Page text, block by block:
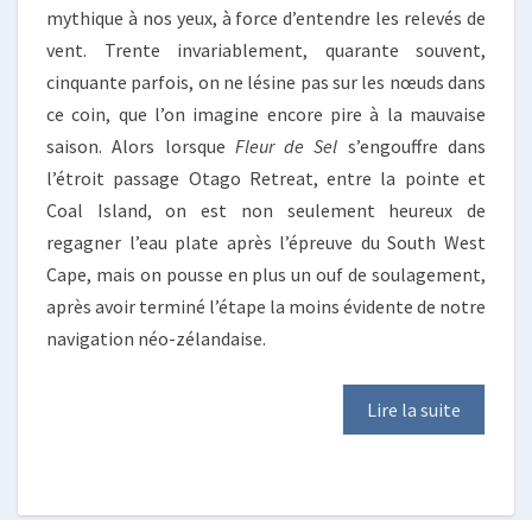
mythique à nos yeux, à force d’entendre les relevés de
vent. Trente invariablement, quarante souvent,
cinquante parfois, on ne lésine pas sur les nœuds dans
ce coin, que l’on imagine encore pire à la mauvaise
saison. Alors lorsque Fleur de Sel s’engouffre dans
l’étroit passage Otago Retreat, entre la pointe et
Coal Island, on est non seulement heureux de
regagner l’eau plate après l’épreuve du South West
Cape, mais on pousse en plus un ouf de soulagement,
après avoir terminé l’étape la moins évidente de notre
navigation néo-zélandaise.
Lire la suite